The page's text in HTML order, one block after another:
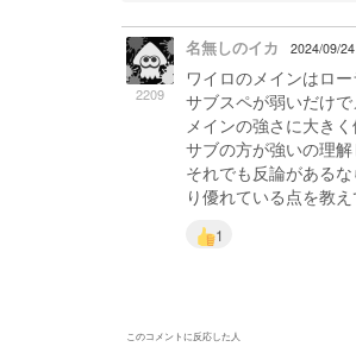
2209
名無しのイカ 2024/09/
ワイロのメインはロ
サブスペが弱いだけ
メインの強さに大き
サブの方が強いの理
それでも反論がある
り優れている点を教
1
このコメントに反応した人